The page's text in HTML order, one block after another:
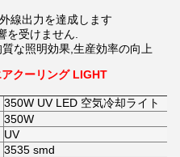
線出力を達成します
を受けません.
な照明効果,生産効率の向上
クーリング LIGHT
350W UV LED 空気冷却ライト
350W
UV
3535 smd